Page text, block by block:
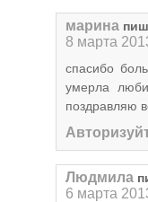
марина
8 марта
спасибо
умерла
поздравляю
Людмила
6 марта